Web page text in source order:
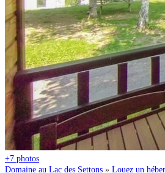
+7 photos
Domaine au Lac des Settons » Louez un